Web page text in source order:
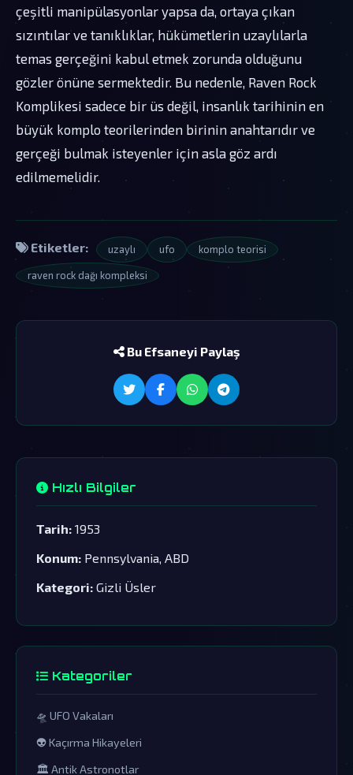
çeşitli manipülasyonlar yapsa da, ortaya çıkan
sızıntılar ve tanıklıklar, hükümetlerin uzaylılarla
temas gerçeğini kabul etmek zorunda olduğunu
gözler önüne sermektedir. Bu nedenle, Raven Rock
Komplikesi sadece bir üs değil, insanlık tarihinin en
büyük komplo teorilerinden birinin anahtarıdır ve
gerçeği bulmak isteyenler için asla göz ardı
edilmemelidir.
Etiketler: uzaylı ufo komplo teorisi
raven rock dağı kompleksi
Bu Efsaneyi Paylaş
Hızlı Bilgiler
Tarih: 1953
Konum: Pennsylvania, ABD
Kategori: Gizli Üsler
Kategoriler
🛸 UFO Vakaları
👽 Kaçırma Hikayeleri
🏛️ Antik Astronotlar